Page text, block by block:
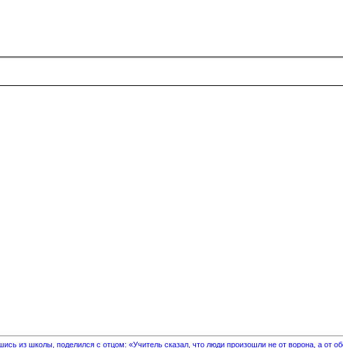
из школы, поделился с отцом: «Учитель сказал, что люди произошли не от ворона, а от